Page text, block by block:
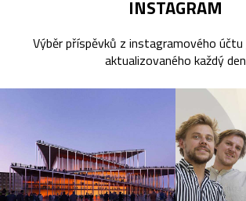
INSTAGRAM
Výběr příspěvků z instagramového účtu
aktualizovaného každý den